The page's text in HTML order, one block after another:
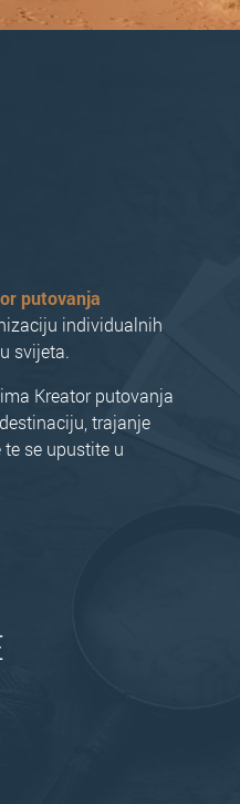
putovanja
individualnih
svijeta.
Kreator putovanja
trajanje
se upustite u